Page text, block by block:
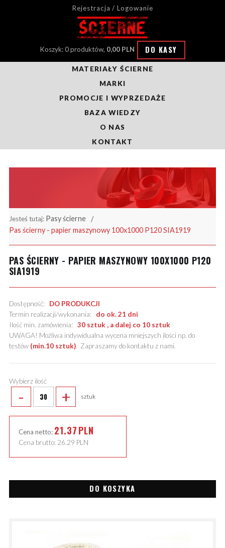
Rejestracja / Logowanie
Koszyk: 0 produktów, 0,00 PLN DO KASY
MATERIAŁY ŚCIERNE
MARKI
PROMOCJE I WYPRZEDAŻE
BAZA WIEDZY
O NAS
KONTAKT
Jesteś tutaj: Pasy ścierne
Pas ścierny - papier maszynowy 100x1000 P120 SIA1919
PAS ŚCIERNY - PAPIER MASZYNOWY 100X1000 P120
SIA1919
Dostępność: DO PRODUKCJI
Termin realizacji/wykonania: do ok. 21 dni
Ilość min. zamówienia: 30 sztuk , a dalej co 10 sztuk
UWAGA! Możliwa indywidualna wycena mniejszych ilości np. do
testów (min.10 sztuk). Zapraszamy do kontaktu z nami.
Wybierz ilość
- + sztuk
Cena netto: 21.37PLN
Cena brutto: 26.29 PLN
DO KOSZYKA